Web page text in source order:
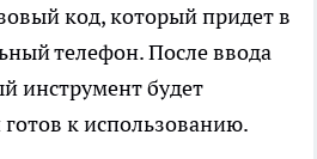
код, который придет в
телефон. После ввода
инструмент будет
к использованию.